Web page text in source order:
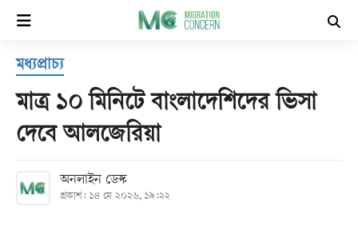
হোম
সর্বশেষ
বিভাগ
মধ্যপ্রাচ্য
মাত্র ১০ মিনিটে বাংলাদেশিদের ভিসা
দেবে আলজেরিয়া
অনলাইন ডেস্ক
প্রকাশ: ১৪ মে ২০২৬, ১৯:২২